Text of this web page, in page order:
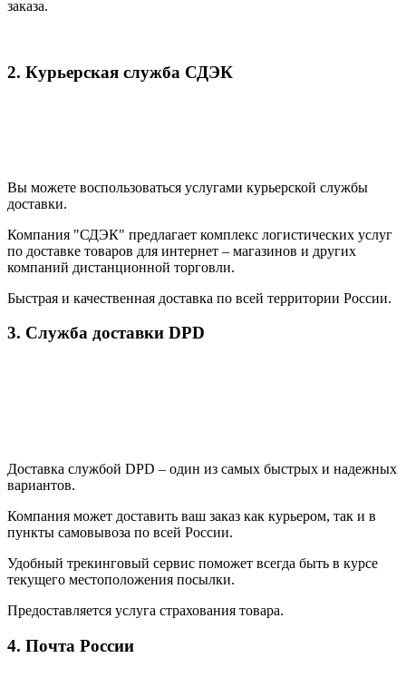
заказа.
2. Курьерская служба СДЭК
Вы можете воспользоваться услугами курьерской службы
доставки.
Компания "СДЭК" предлагает комплекс логистических услуг
по доставке товаров для интернет – магазинов и других
компаний дистанционной торговли.
Быстрая и качественная доставка по всей территории России.
3. Служба доставки DPD
Доставка службой DPD – один из самых быстрых и надежных
вариантов.
Компания может доставить ваш заказ как курьером, так и в
пункты самовывоза по всей России.
Удобный трекинговый сервис поможет всегда быть в курсе
текущего местоположения посылки.
Предоставляется услуга страхования товара.
4. Почта России